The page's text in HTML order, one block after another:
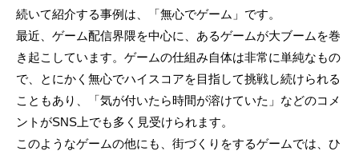
続いて紹介する事例は、「無心でゲーム」です。
最近、ゲーム配信界隈を中心に、あるゲームが大ブームを巻
き起こしています。ゲームの仕組み自体は非常に単純なもの
で、とにかく無心でハイスコアを目指して挑戦し続けられる
こともあり、「気が付いたら時間が溶けていた」などのコメ
ントがSNS上でも多く見受けられます。
このようなゲームの他にも、街づくりをするゲームでは、ひ